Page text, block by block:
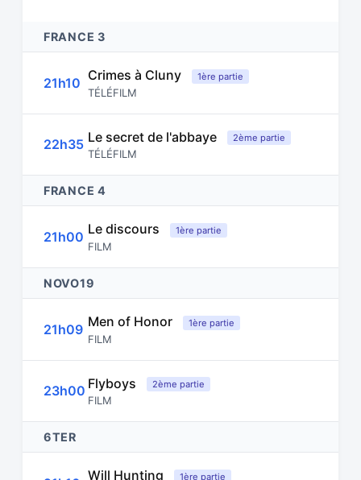
FRANCE 3
21h10 Crimes à Cluny 1ère partie
TÉLÉFILM
22h35 Le secret de l'abbaye 2ème partie
TÉLÉFILM
FRANCE 4
21h00 Le discours 1ère partie
FILM
NOVO19
21h09 Men of Honor 1ère partie
FILM
23h00 Flyboys 2ème partie
FILM
6TER
Will Hunting 1ère partie